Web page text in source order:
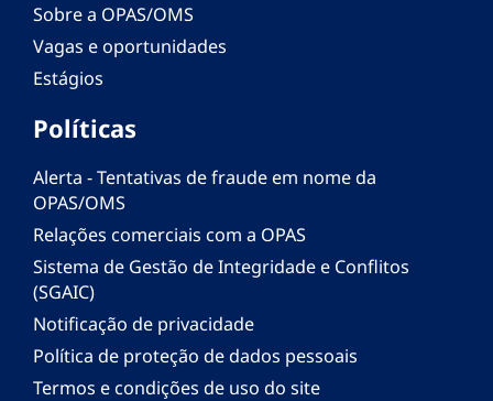
Sobre a OPAS/OMS
Vagas e oportunidades
Estágios
Políticas
Alerta - Tentativas de fraude em nome da
OPAS/OMS
Relações comerciais com a OPAS
Sistema de Gestão de Integridade e Conflitos
(SGAIC)
Notificação de privacidade
Política de proteção de dados pessoais
Termos e condições de uso do site